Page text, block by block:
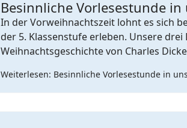
Besinnliche Vorlesestunde
In der Vorweihnachtszeit lohnt es sich
der 5. Klassenstufe erleben. Unsere
Weihnachtsgeschichte von Charles
Weiterlesen: Besinnliche Vorlesestunde in